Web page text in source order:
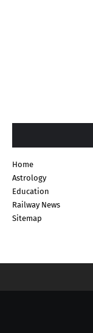
Home
Astrology
Education
Railway News
Sitemap